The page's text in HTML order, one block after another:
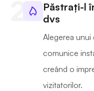
Păstrați-l
dvs
Alegerea unui
comunice
creând o
vizitatorilor.